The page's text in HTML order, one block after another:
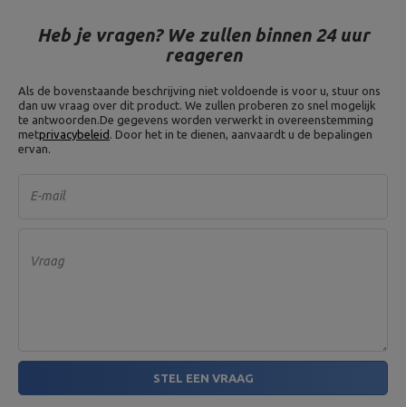
Heb je vragen? We zullen binnen 24 uur
reageren
Als de bovenstaande beschrijving niet voldoende is voor u, stuur ons
dan uw vraag over dit product. We zullen proberen zo snel mogelijk
te antwoorden.De gegevens worden verwerkt in overeenstemming
metprivacybeleid . Door het in te dienen, aanvaardt u de bepalingen
ervan.
E-mail
Vraag
STEL EEN VRAAG